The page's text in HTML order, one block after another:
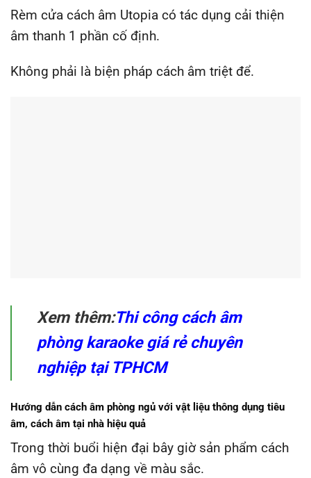
Rèm cửa cách âm Utopia có tác dụng cải thiện
âm thanh 1 phần cố định.
Không phải là biện pháp cách âm triệt để.
Xem thêm:Thi công cách âm
phòng karaoke giá rẻ chuyên
nghiệp tại TPHCM
Hướng dẫn cách âm phòng ngủ với vật liệu thông dụng tiêu
âm, cách âm tại nhà hiệu quả
Trong thời buổi hiện đại bây giờ sản phẩm cách
âm vô cùng đa dạng về màu sắc.